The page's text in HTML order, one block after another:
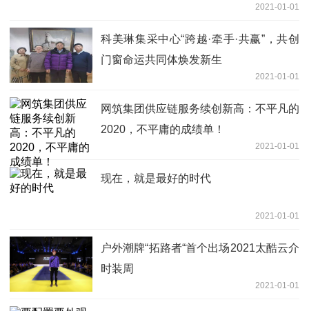
2021-01-01
科美琳集采中心“跨越·牵手·共赢”，共创
门窗命运共同体焕发新生
2021-01-01
网筑集团供应链服务续创新高：不平凡的
2020，不平庸的成绩单！
2021-01-01
现在，就是最好的时代
2021-01-01
户外潮牌“拓路者“首个出场2021太酷云介
时装周
2021-01-01